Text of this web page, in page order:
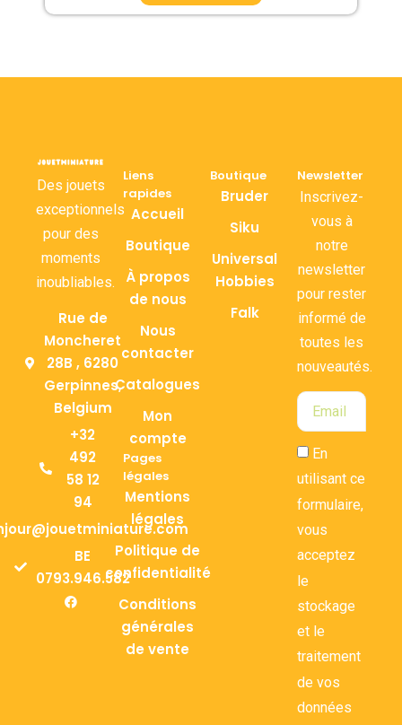
Des jouets
exceptionnels
pour des
moments
inoubliables.
Rue de
Moncheret
28B , 6280
Gerpinnes,
Belgium
+32
492
58 12
94
BE
0793.946.582
Liens
rapides
Accueil
Boutique
À propos
de nous
Nous
contacter
Catalogues
Mon
compte
Pages
légales
Mentions
légales
Politique de
confidentialité
Conditions
générales
de vente
Boutique
Bruder
Siku
Universal
Hobbies
Falk
Newsletter
Inscrivez-
vous à
notre
newsletter
pour rester
informé de
toutes les
nouveautés.
En
utilisant ce
formulaire,
vous
acceptez
le
stockage
et le
traitement
de vos
données